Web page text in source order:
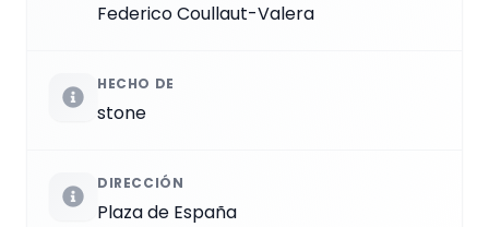
Federico Coullaut-Valera
HECHO DE
stone
DIRECCIÓN
Plaza de España